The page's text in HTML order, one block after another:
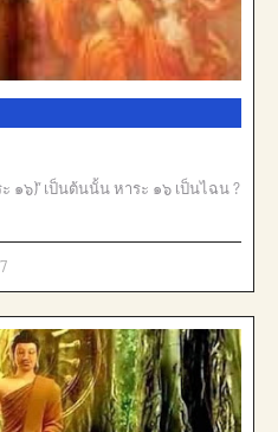
๑๖)” เป็นต้นนั้น หาระ ๑๖ เป็นไฉน ?